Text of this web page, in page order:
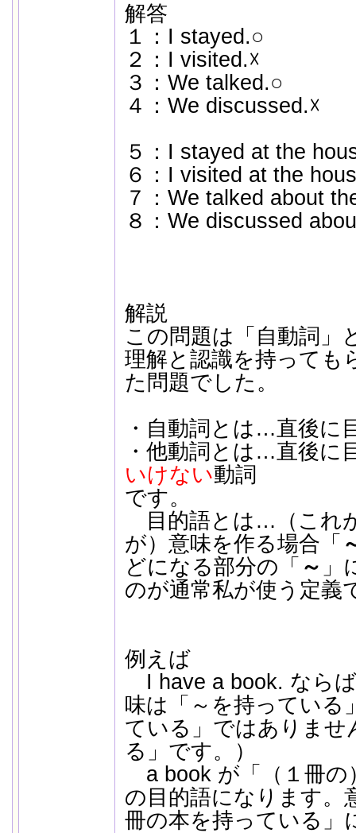
解答
１：I stayed.○
２：I visited.☓
３：We talked.○
４：We discussed.☓
５：I stayed at the
６：I visited at the
７：We talked about
８：We discussed
解説
この問題は「自動詞」
理解と認識を持っても
た問題でした。
・自動詞とは…直後に
・他動詞とは…直後に
いけない動詞
です。
目的語とは…（これ
が）意味を作る場合「
どになる部分の「 ～ 」
のが通常私が使う定義
例えば
I have a book. なら
味は「～を持っている
ている」ではありませ
る」です。）
a book が「（１冊の
の目的語になります。
冊の本を持っている」